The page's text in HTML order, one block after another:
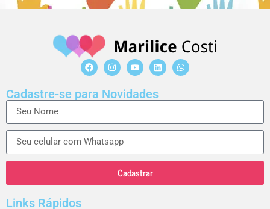
Cadastre-se para Novidades
Cadastrar
Links Rápidos